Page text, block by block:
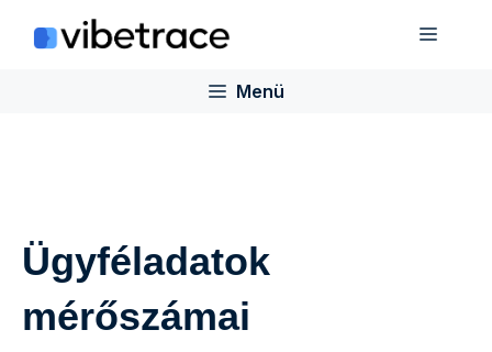
Menü
Menü
Ügyféladatok
mérőszámai